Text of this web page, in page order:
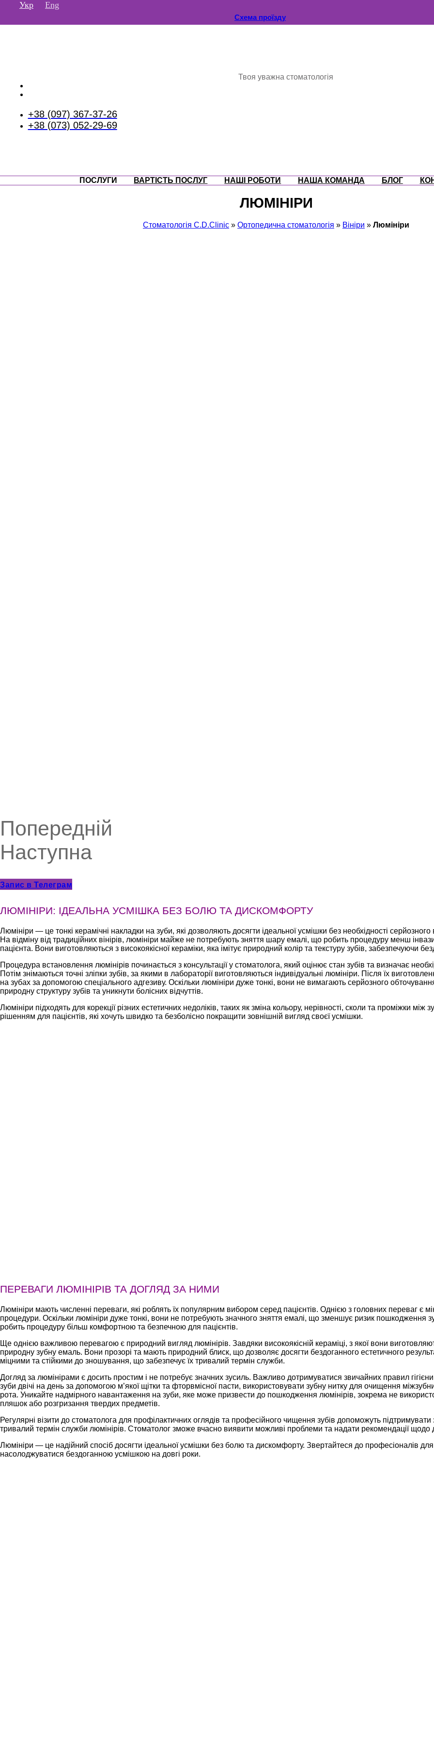
Перейти
Укр Eng
Схема проїзду
Твоя уважна стоматологія
+38 (097) 367-37-26
+38 (073) 052-29-69
ПОСЛУГИ
ВАРТІСТЬ ПОСЛУГ НАШІ РОБОТИ НАША КОМАНДА БЛОГ
ЛЮМІНІРИ
Стоматологія С.D.Clinic » Ортопедична стоматологія » Вініри » Люмініри
Попередній
Наступна
Запис в Телеграм
ЛЮМІНІРИ: ІДЕАЛЬНА УСМІШКА БЕЗ БОЛЮ ТА ДИСКОМФОРТУ
Люмініри — це тонкі керамічні накладки на зуби, які дозволяють досягти ідеальної усмішки без необхідності
На відміну від традиційних вінірів, люмініри майже не потребують зняття шару емалі, що робить процедуру менш
пацієнта. Вони виготовляються з високоякісної кераміки, яка імітує природний колір та текстуру зубів, забезпечуючи
Процедура встановлення люмінірів починається з консультації у стоматолога, який оцінює стан зубів та визначає
Потім знімаються точні зліпки зубів, за якими в лабораторії виготовляються індивідуальні люмініри. Після їх
на зубах за допомогою спеціального адгезиву. Оскільки люмініри дуже тонкі, вони не вимагають серйозного
природну структуру зубів та уникнути болісних відчуттів.
Люмініри підходять для корекції різних естетичних недоліків, таких як зміна кольору, нерівності, сколи та проміжки
рішенням для пацієнтів, які хочуть швидко та безболісно покращити зовнішній вигляд своєї усмішки.
ПЕРЕВАГИ ЛЮМІНІРІВ ТА ДОГЛЯД ЗА НИМИ
Люмініри мають численні переваги, які роблять їх популярним вибором серед пацієнтів. Однією з головних переваг є
процедури. Оскільки люмініри дуже тонкі, вони не потребують значного зняття емалі, що зменшує ризик пошкодження
робить процедуру більш комфортною та безпечною для пацієнтів.
Ще однією важливою перевагою є природний вигляд люмінірів. Завдяки високоякісній кераміці, з якої вони
природну зубну емаль. Вони прозорі та мають природний блиск, що дозволяє досягти бездоганного естетичного
міцними та стійкими до зношування, що забезпечує їх тривалий термін служби.
Догляд за люмінірами є досить простим і не потребує значних зусиль. Важливо дотримуватися звичайних правил
зуби двічі на день за допомогою м’якої щітки та фторвмісної пасти, використовувати зубну нитку для очищення
рота. Уникайте надмірного навантаження на зуби, яке може призвести до пошкодження люмінірів, зокрема не
пляшок або розгризання твердих предметів.
Регулярні візити до стоматолога для профілактичних оглядів та професійного чищення зубів допоможуть
тривалий термін служби люмінірів. Стоматолог зможе вчасно виявити можливі проблеми та надати рекомендації щодо
Люмініри — це надійний спосіб досягти ідеальної усмішки без болю та дискомфорту. Звертайтеся до професіоналів
насолоджуватися бездоганною усмішкою на довгі роки.